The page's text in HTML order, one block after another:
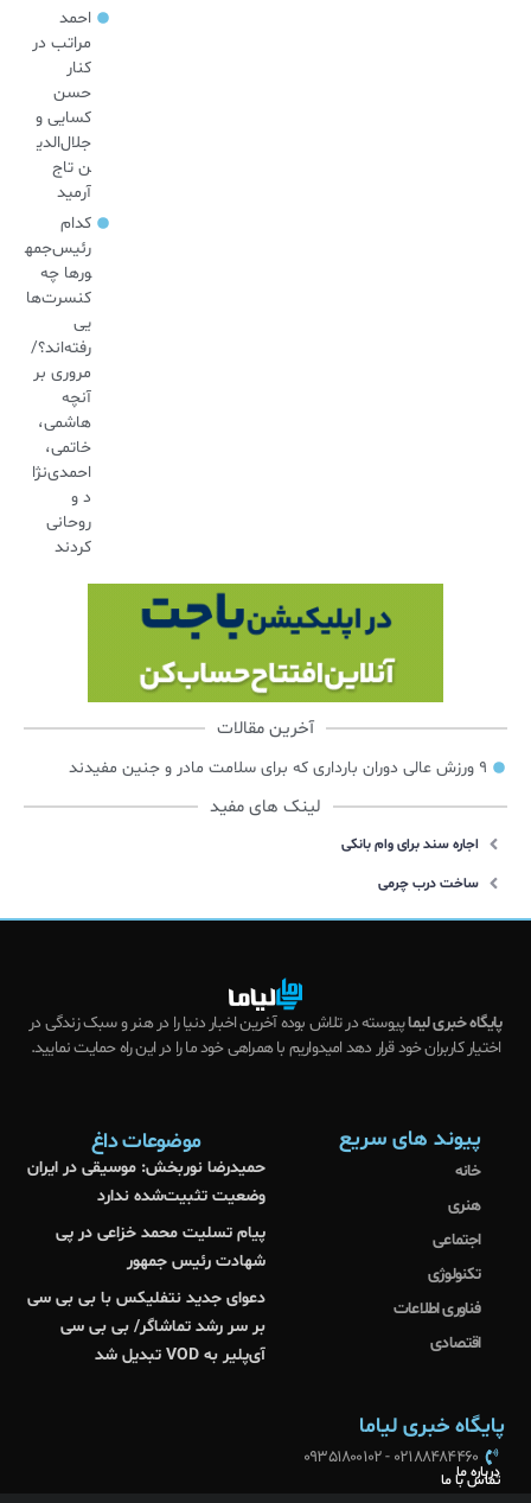
احمد
مراتب در
کنار
حسن
کسایی و
جلال‌الدی
ن تاج
آرمید
کدام
رئیس‌جمه
ورها چه
کنسرت‌ها
یی
رفته‌اند؟/
مروری بر
آنچه
هاشمی،
خاتمی،
احمدی‌نژا
د و
روحانی
کردند
آخرین مقالات
۹ ورزش عالی دوران بارداری که برای سلامت مادر و جنین مفیدند
لینک های مفید
اجاره سند برای وام بانکی
ساخت درب چرمی
پایگاه خبری لیماپیوسته در تلاش بوده آخرین اخبار دنیا را در هنر و سبک زندگی در
اختیار کاربران خود قرار دهد امیدواریم با همراهی خود ما را در این راه حمایت نمایید.
پیوند های سریع
خانه
هنری
اجتماعی
تکنولوژی
فناوری اطلاعات
اقتصادی
موضوعات داغ
حمیدرضا نوربخش: موسیقی در ایران
وضعیت تثبیت‌شده ندارد
پیام تسلیت محمد خزاعی در پی
شهادت رئیس جمهور
دعوای جدید نتفلیکس با بی بی سی
بر سر رشد تماشاگر/ بی بی سی
آی‌پلیر به VOD تبدیل شد
پایگاه خبری لیاما
02188484460 - 09351800102
درباره ما
تماس با ما